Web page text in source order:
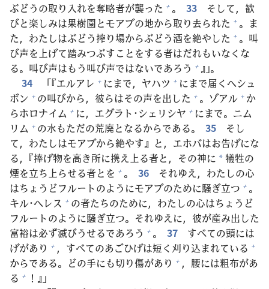
ぶどうの取り 入れを奪略者が襲った + 。 33 そして， 歓
びと楽しみは果樹園とモアブの地から取り去られた + 。ま
た，わたしはぶどう搾り場からぶどう酒を絶やした + 。 叫
び声を 上げて踏みつぶすことをする者はだれもいなくな
る。 叫び声はもう叫び声ではないであろう + 』」。
34
「『エルアレ + にまで，ヤハツ + にまで届くヘシュ
ボン + の叫びから， 彼らはその声を出した + 。ゾアル + か
らホロナイム + に，エグラト･シェリシヤ + にまで。ニム
リム + の水もただの荒廃となるからである。 35
そし
て，わたしはモアブから絶やす』と，エホバはお告げにな
る，『捧げ物を高き所に携え 上る者と，その神に * 犠牲の
煙を立ち 上らせる者とを + 。 36 それゆえ，わたしの心
はちょうどフルートのようにモアブのために騒ぎ立つ + 。
キル･ヘレス + の者たちのために，わたしの心はちょうど
フルートのように騒ぎ立つ。それゆえに， 彼が産み出した
富裕は必ず滅びうせるであろう + 。 37 すべての頭には
げがあり + ，すべてのあごひげは短く 刈り込まれている +
からである。どの手にも切り傷があり + ， 腰には粗布があ
る +
！』」